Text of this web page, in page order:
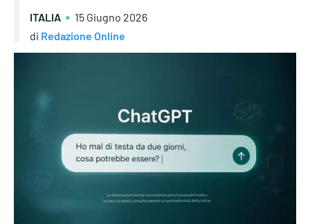
ITALIA
15 Giugno 2026
di Redazione Online